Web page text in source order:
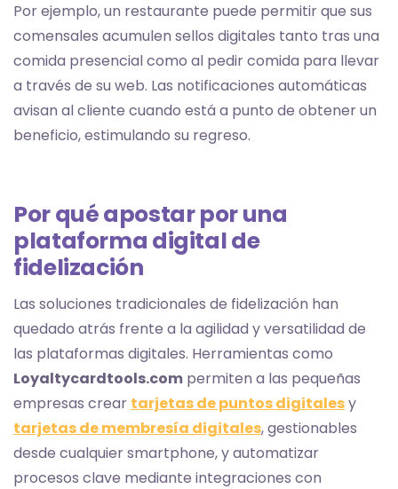
Por ejemplo, un restaurante puede permitir que sus
comensales acumulen sellos digitales tanto tras una
comida presencial como al pedir comida para llevar
a través de su web. Las notificaciones automáticas
avisan al cliente cuando está a punto de obtener un
beneficio, estimulando su regreso.
Por qué apostar por una
plataforma digital de
fidelización
Las soluciones tradicionales de fidelización han
quedado atrás frente a la agilidad y versatilidad de
las plataformas digitales. Herramientas como
Loyaltycardtools.com permiten a las pequeñas
empresas crear tarjetas de puntos digitalesy
tarjetas de membresía digitales, gestionables
desde cualquier smartphone, y automatizar
procesos clave mediante integraciones con